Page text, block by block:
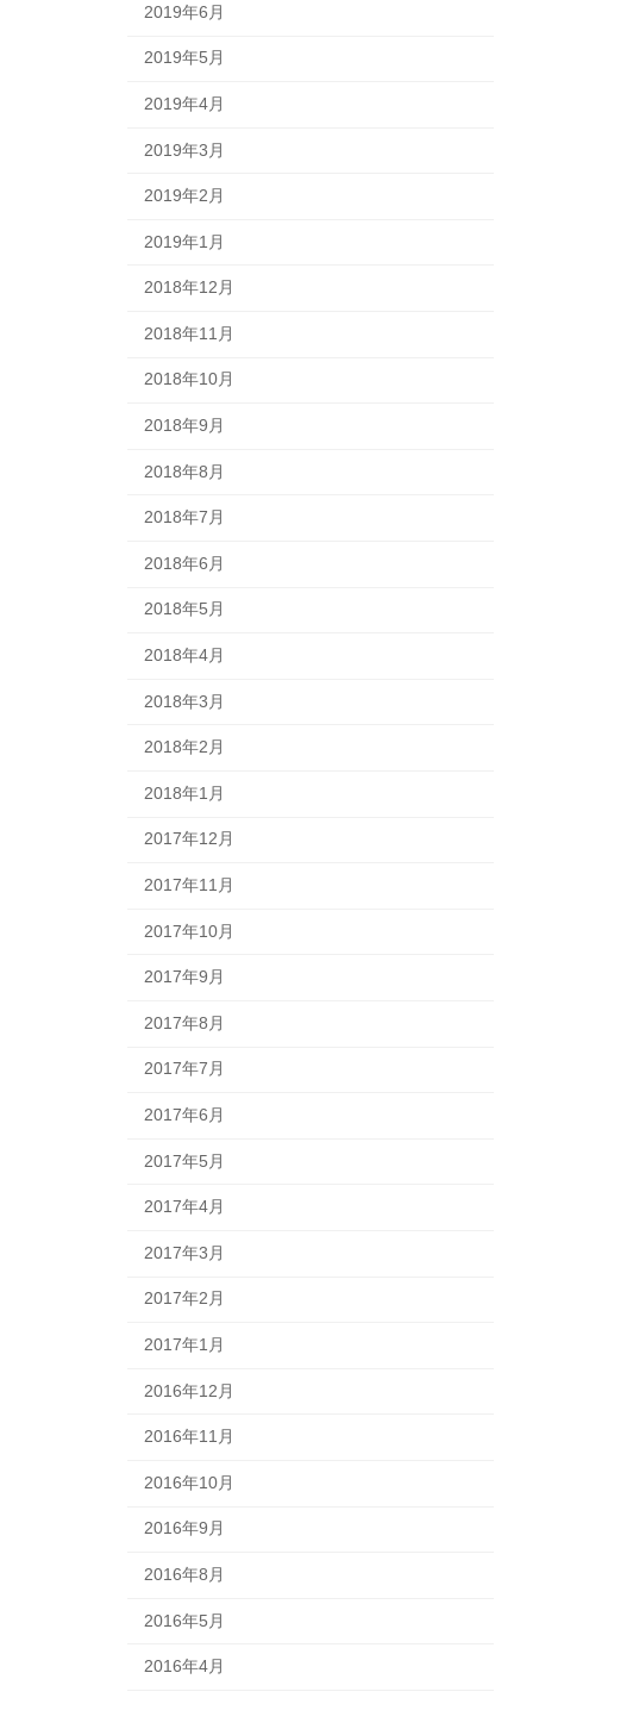
2019年6月
2019年5月
2019年4月
2019年3月
2019年2月
2019年1月
2018年12月
2018年11月
2018年10月
2018年9月
2018年8月
2018年7月
2018年6月
2018年5月
2018年4月
2018年3月
2018年2月
2018年1月
2017年12月
2017年11月
2017年10月
2017年9月
2017年8月
2017年7月
2017年6月
2017年5月
2017年4月
2017年3月
2017年2月
2017年1月
2016年12月
2016年11月
2016年10月
2016年9月
2016年8月
2016年5月
2016年4月